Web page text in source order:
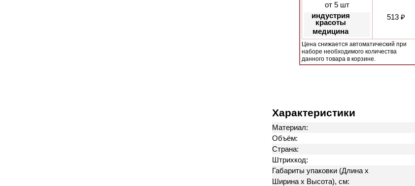
от 5 шт
индустрия
красоты
медицина
513 ₽
Цена снижается автоматический при
наборе необходимого количества
данного товара в корзине.
Характеристики
Материал:
Объём:
Страна:
Штрихкод:
Габариты упаковки (Длина х
Ширина х Высота), см: